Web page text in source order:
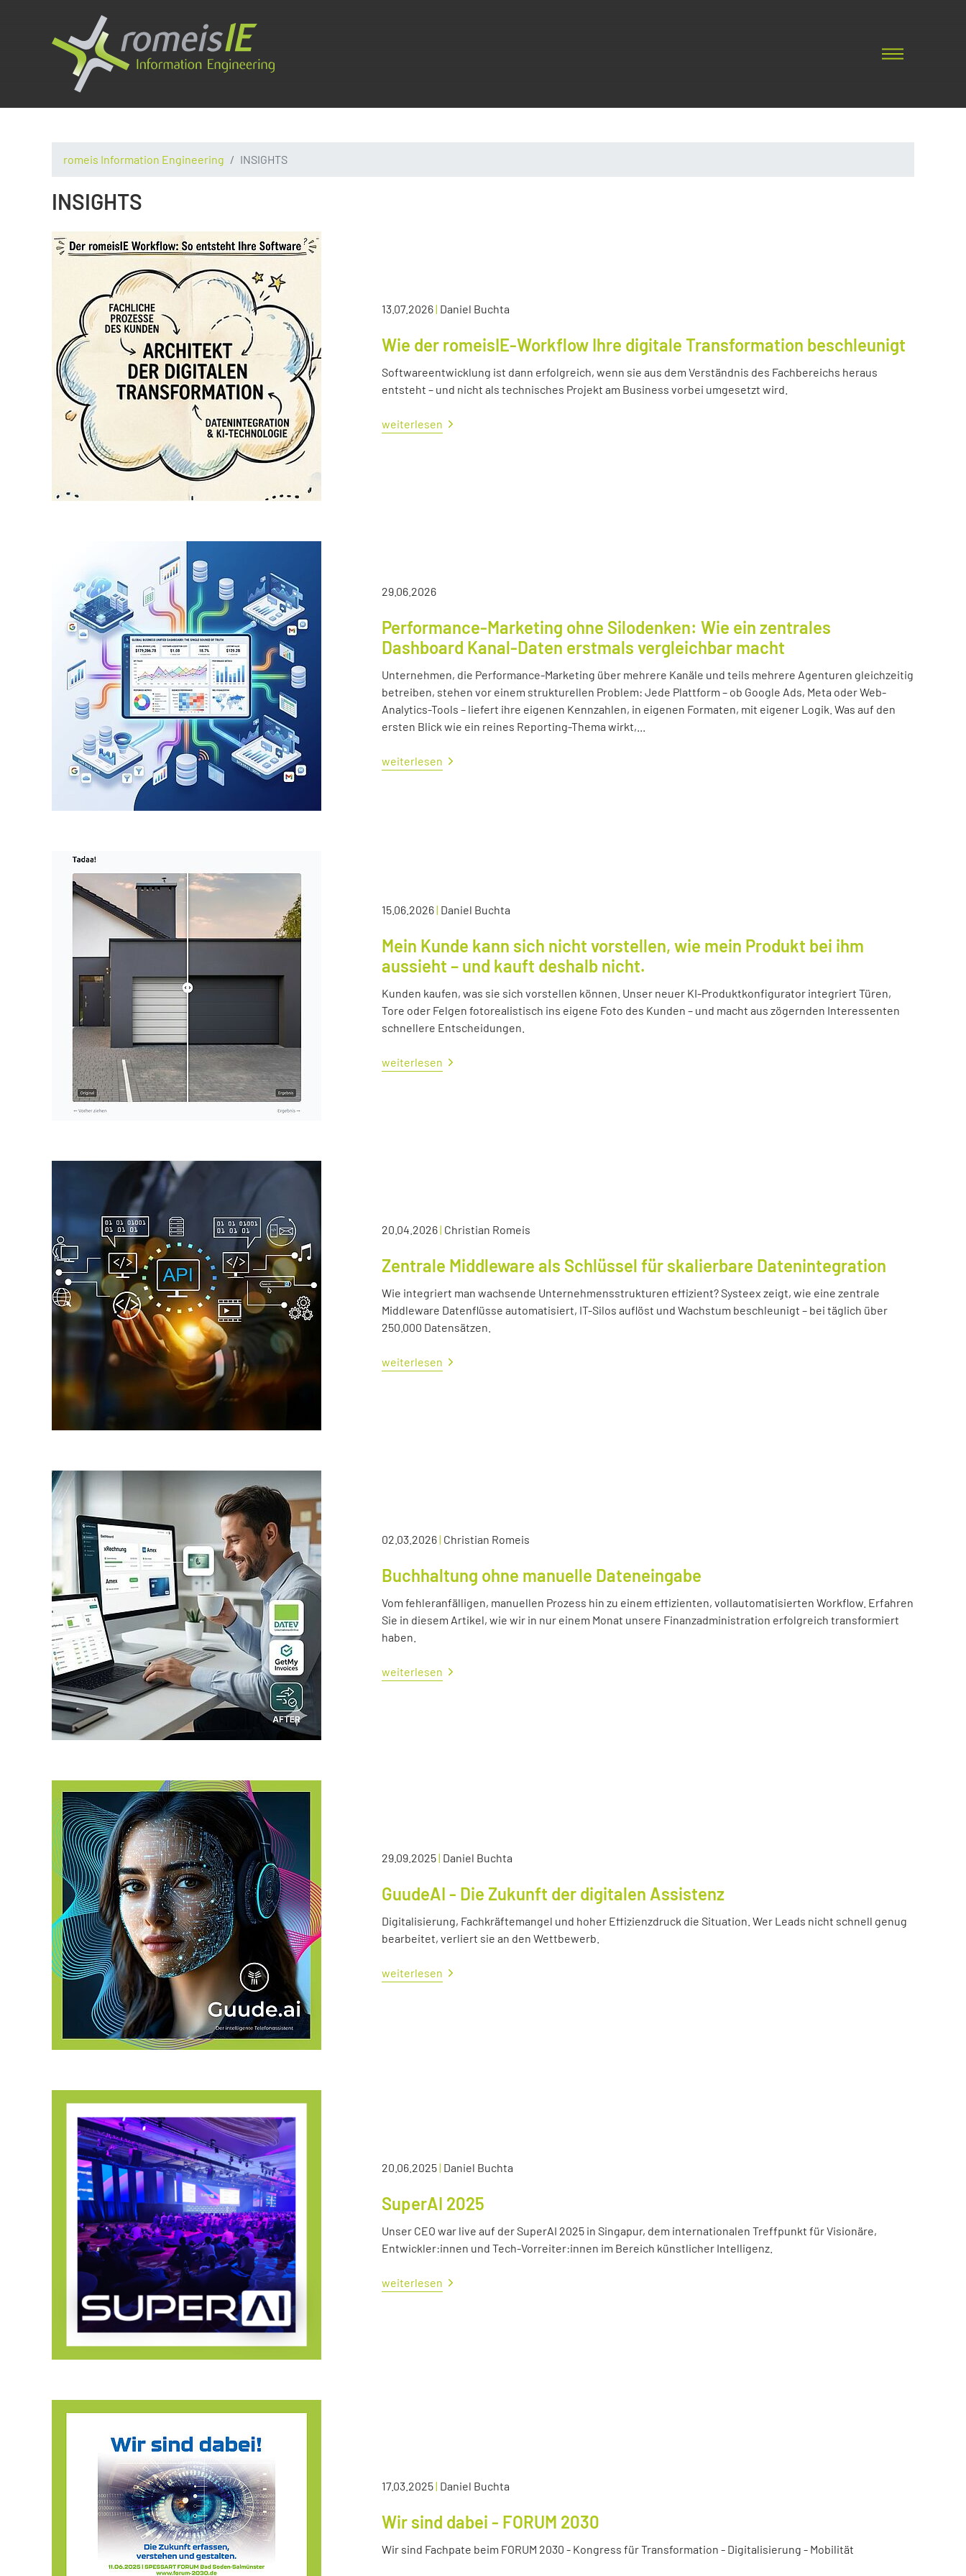
romeis Information Engineering INSIGHTS
INSIGHTS
13.07.2026| Daniel Buchta
Wie der romeisIE-Workflow Ihre digitale Transformation beschleunigt
Softwareentwicklung ist dann erfolgreich, wenn sie aus dem Verständnis des Fachbereichs heraus
entsteht – und nicht als technisches Projekt am Business vorbei umgesetzt wird.
weiterlesen
29.06.2026
Performance-Marketing ohne Silodenken: Wie ein zentrales
Dashboard Kanal-Daten erstmals vergleichbar macht
Unternehmen, die Performance-Marketing über mehrere Kanäle und teils mehrere Agenturen gleichzeitig
betreiben, stehen vor einem strukturellen Problem: Jede Plattform – ob Google Ads, Meta oder Web-
Analytics-Tools – liefert ihre eigenen Kennzahlen, in eigenen Formaten, mit eigener Logik. Was auf den
ersten Blick wie ein reines Reporting-Thema wirkt,...
weiterlesen
15.06.2026| Daniel Buchta
Mein Kunde kann sich nicht vorstellen, wie mein Produkt bei ihm
aussieht – und kauft deshalb nicht.
Kunden kaufen, was sie sich vorstellen können. Unser neuer KI-Produktkonfigurator integriert Türen,
Tore oder Felgen fotorealistisch ins eigene Foto des Kunden – und macht aus zögernden Interessenten
schnellere Entscheidungen.
weiterlesen
20.04.2026| Christian Romeis
Zentrale Middleware als Schlüssel für skalierbare Datenintegration
Wie integriert man wachsende Unternehmensstrukturen effizient? Systeex zeigt, wie eine zentrale
Middleware Datenflüsse automatisiert, IT-Silos auflöst und Wachstum beschleunigt – bei täglich über
250.000 Datensätzen.
weiterlesen
02.03.2026| Christian Romeis
Buchhaltung ohne manuelle Dateneingabe
Vom fehleranfälligen, manuellen Prozess hin zu einem effizienten, vollautomatisierten Workflow. Erfahren
Sie in diesem Artikel, wie wir in nur einem Monat unsere Finanzadministration erfolgreich transformiert
haben.
weiterlesen
29.09.2025| Daniel Buchta
GuudeAI - Die Zukunft der digitalen Assistenz
Digitalisierung, Fachkräftemangel und hoher Effizienzdruck die Situation. Wer Leads nicht schnell genug
bearbeitet, verliert sie an den Wettbewerb.
weiterlesen
20.06.2025| Daniel Buchta
SuperAI 2025
Unser CEO war live auf der SuperAI 2025 in Singapur, dem internationalen Treffpunkt für Visionäre,
Entwickler:innen und Tech-Vorreiter:innen im Bereich künstlicher Intelligenz.
weiterlesen
17.03.2025| Daniel Buchta
Wir sind dabei - FORUM 2030
Wir sind Fachpate beim FORUM 2030 - Kongress für Transformation - Digitalisierung - Mobilität